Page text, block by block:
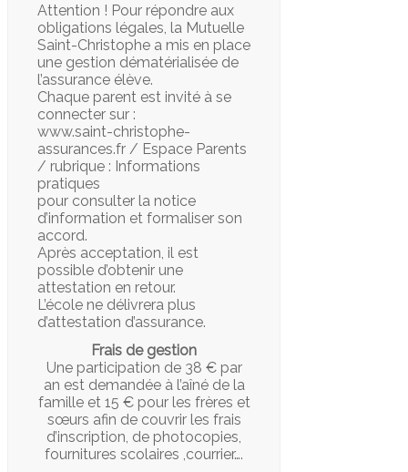
Attention ! Pour répondre aux
obligations légales, la Mutuelle
Saint-Christophe a mis en place
une gestion dématérialisée de
l’assurance élève.
Chaque parent est invité à se
connecter sur :
www.saint-christophe-
assurances.fr / Espace Parents
/ rubrique : Informations
pratiques
pour consulter la notice
d’information et formaliser son
accord.
Après acceptation, il est
possible d’obtenir une
attestation en retour.
L’école ne délivrera plus
d’attestation d’assurance.
Frais de gestion
Une participation de 38 € par
an est demandée à l’aîné de la
famille et 15 € pour les frères et
sœurs afin de couvrir les frais
d’inscription, de photocopies,
fournitures scolaires ,courrier….